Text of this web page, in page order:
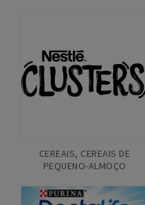
CEREAIS, CEREAIS DE
PEQUENO-ALMOÇO